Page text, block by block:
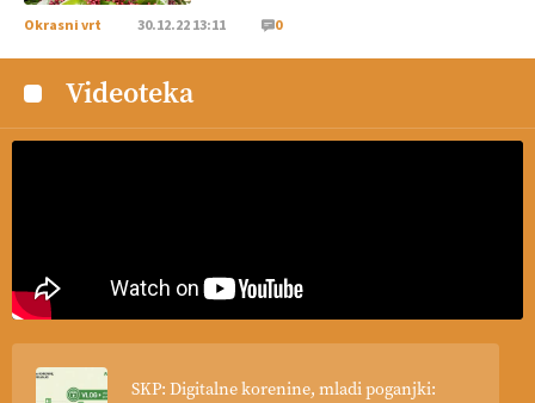
Okrasni vrt 30.12.22 13:11 0
Videoteka
SKP: Digitalne korenine, mladi poganjki: